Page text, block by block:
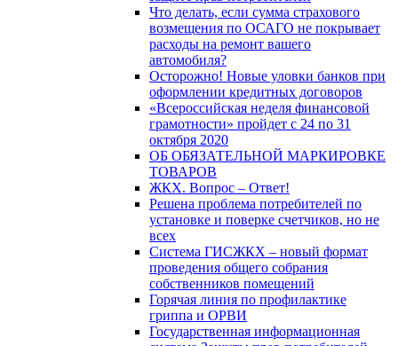
Что делать, если сумма страхового
возмещения по ОСАГО не покрывает
расходы на ремонт вашего
автомобиля?
Осторожно! Новые уловки банков при
оформлении кредитных договоров
«Всероссийская неделя финансовой
грамотности» пройдет с 24 по 31
октября 2020
ОБ ОБЯЗАТЕЛЬНОЙ МАРКИРОВКЕ
ТОВАРОВ
ЖКХ. Вопрос – Ответ!
Решена проблема потребителей по
установке и поверке счетчиков, но не
всех
Система ГИСЖКХ – новый формат
проведения общего собрания
собственников помещений
Горячая линия по профилактике
гриппа и ОРВИ
Государственная информационная